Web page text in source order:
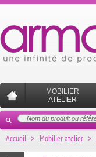
MOBILIER
ATELIER
Accueil > Mobilier atelier >